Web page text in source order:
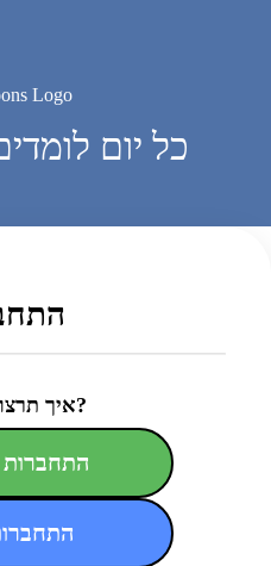
כל יום
איך תרצו להתחבר?